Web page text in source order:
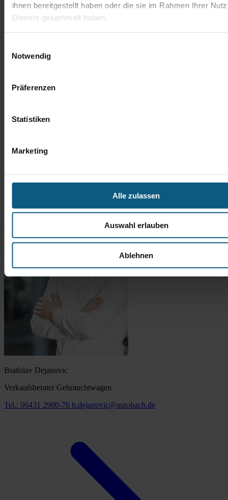
ihnen bereitgestellt haben oder die sie im Rahmen Ihrer
Dienste gesammelt haben.
Notwendig
Präferenzen
Statistiken
Marketing
Alle zulassen
Auswahl erlauben
Ablehnen
Bratislav Dejanovic
Verkaufsberater Gebrauchtwagen
Tel.: 06431 2900-76 b.dejanovic@autobach.de